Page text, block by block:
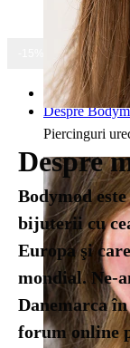
Piercinguri
-15% LA TOATE
Pagina
Despre
Despre
Bodymod
bijuterii cu
Europa şi
mondial. Ne-
Danemarca
forum online